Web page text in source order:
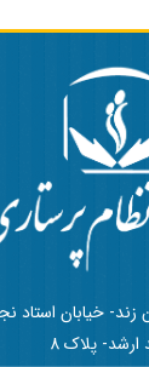
خیابان استاد
ارشد- پلاک 8